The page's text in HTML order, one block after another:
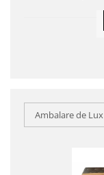
Ambalare de Lux